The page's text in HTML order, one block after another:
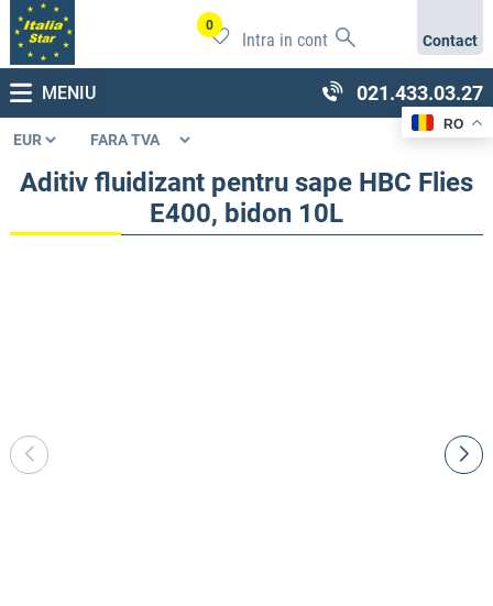
0
Intra in cont Contact
MENIU 021.433.03.27
Aditiv fluidizant pentru sape HBC Flies
E400, bidon 10L
RO